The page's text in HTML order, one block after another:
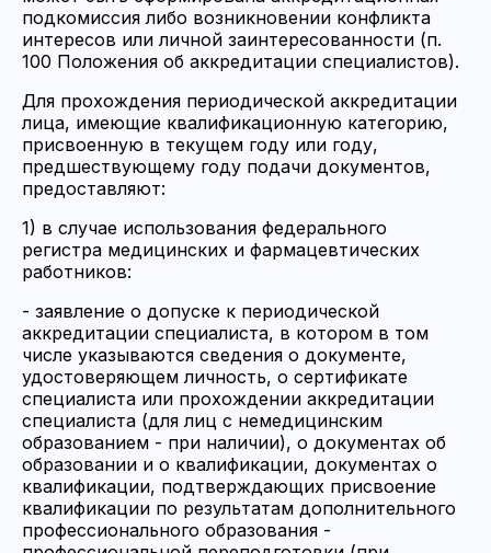
подкомиссия либо возникновении конфликта
интересов или личной заинтересованности (п.
100 Положения об аккредитации специалистов).
Для прохождения периодической аккредитации
лица, имеющие квалификационную категорию,
присвоенную в текущем году или году,
предшествующему году подачи документов,
предоставляют:
1) в случае использования федерального
регистра медицинских и фармацевтических
работников:
- заявление о допуске к периодической
аккредитации специалиста, в котором в том
числе указываются сведения о документе,
удостоверяющем личность, о сертификате
специалиста или прохождении аккредитации
специалиста (для лиц с немедицинским
образованием - при наличии), о документах об
образовании и о квалификации, документах о
квалификации, подтверждающих присвоение
квалификации по результатам дополнительного
профессионального образования -